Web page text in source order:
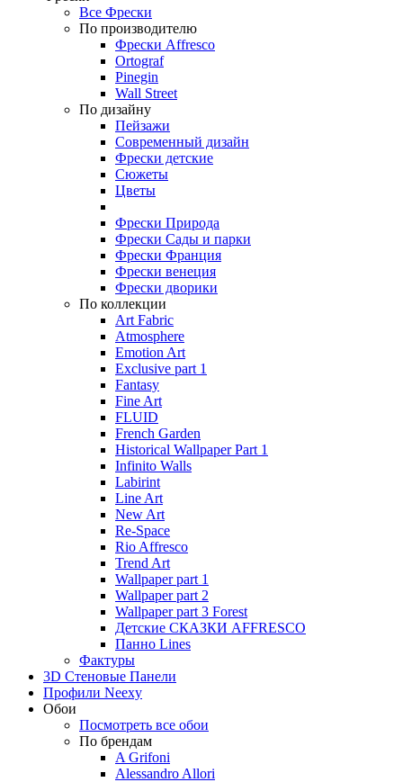
Все Фрески
По производителю
Фрески Affresco
Ortograf
Pinegin
Wall Street
По дизайну
Пейзажи
Современный дизайн
Фрески детские
Сюжеты
Цветы
Фрески Природа
Фрески Сады и парки
Фрески Франция
Фрески венеция
Фрески дворики
По коллекции
Art Fabric
Atmosphere
Emotion Art
Exclusive part 1
Fantasy
Fine Art
FLUID
French Garden
Historical Wallpaper Part 1
Infinito Walls
Labirint
Line Art
New Art
Re-Space
Rio Affresco
Trend Art
Wallpaper part 1
Wallpaper part 2
Wallpaper part 3 Forest
Детские СКАЗКИ AFFRESCO
Панно Lines
Фактуры
3D Стеновые Панели
Профили Neexy
Обои
Посмотреть все обои
По брендам
A Grifoni
Alessandro Allori